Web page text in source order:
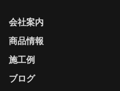
会社案内
商品情報
施工例
ブログ